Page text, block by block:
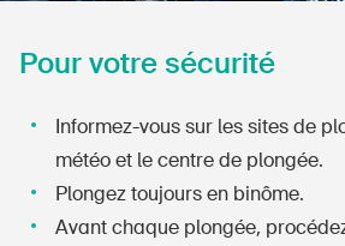
Pour votre sécurité
Informez-vous sur les sites de
météo et le centre de plongée.
Plongez toujours en binôme.
Avant chaque plongée,